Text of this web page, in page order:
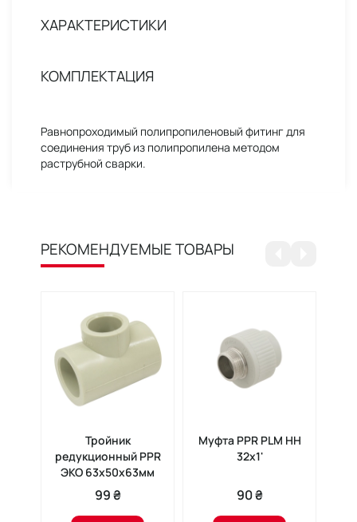
ХАРАКТЕРИСТИКИ
КОМПЛЕКТАЦИЯ
Равнопроходимый полипропиленовый фитинг для
соединения труб из полипропилена методом
раструбной сварки.
РЕКОМЕНДУЕМЫЕ ТОВАРЫ
Тройник
редукционный PPR
ЭКО 63x50x63мм
99 ₴
Муфта PPR PLM НН
32х1'
90 ₴